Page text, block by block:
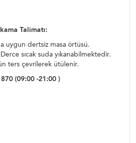
Talimatı:
uygun dertsiz masa örtüsü.
sıcak suda yıkanabilmektedir.
ters çevrilerek ütülenir.
(09:00 -21:00 )